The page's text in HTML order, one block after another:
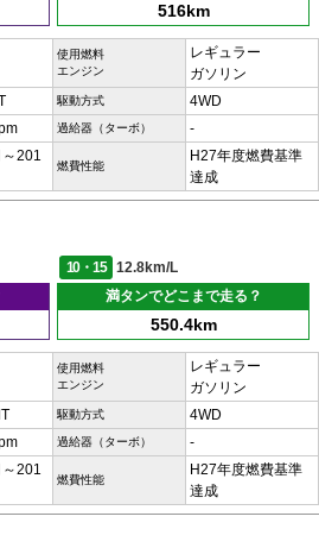
516km
使用燃料
エンジン
レギュラー
ガソリン
駆動方式 4WD
過給器（ターボ） -
201
燃費性能
H27年度燃費基準
達成
10・15
12.8km/L
満タンでどこまで走る？
550.4km
使用燃料
エンジン
レギュラー
ガソリン
駆動方式 4WD
過給器（ターボ） -
201
燃費性能
H27年度燃費基準
達成